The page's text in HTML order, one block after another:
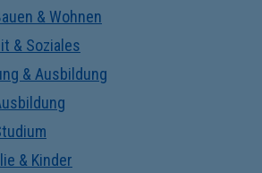
& Wohnen
& Soziales
& Ausbildung
& Kinder